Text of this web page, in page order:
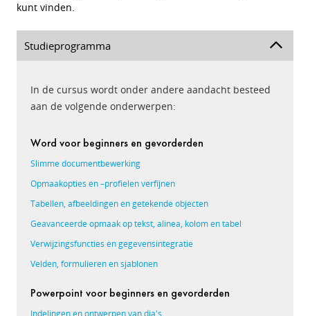
kunt vinden.
Studieprogramma
In de cursus wordt onder andere aandacht besteed
aan de volgende onderwerpen:
Word voor beginners en gevorderden
Slimme documentbewerking
Opmaakopties en –profielen verfijnen
Tabellen, afbeeldingen en getekende objecten
Geavanceerde opmaak op tekst, alinea, kolom en tabel
Verwijzingsfuncties en gegevensintegratie
Velden, formulieren en sjablonen
Powerpoint voor beginners en gevorderden
Indelingen en ontwerpen van dia's